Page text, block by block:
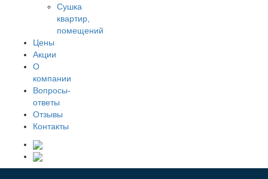
Сушка
квартир,
помещений
Цены
Акции
О
компании
Вопросы-
ответы
Отзывы
Контакты